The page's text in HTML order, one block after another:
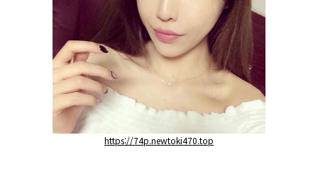
https://74p.newtoki470.top